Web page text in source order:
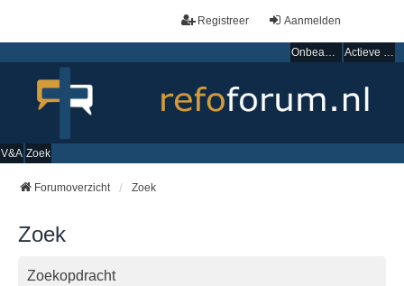
Aanmelden
Registreer
Onbeantwoorde onderwerpen Actieve onderwerpen
V&A Zoek
Forumoverzicht Zoek
Zoek
Zoekopdracht